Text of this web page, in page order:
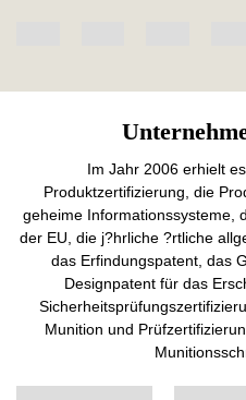
Im Jahr 2006 erhielt
Produktzertifizierung, die
geheime Informationssysteme,
der EU, die j?hrliche ?rtliche
das Erfindungspatent, das
Designpatent für das
Munition und